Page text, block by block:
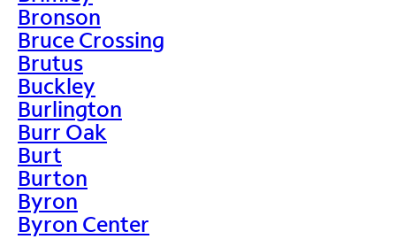
Bronson
Bruce Crossing
Brutus
Buckley
Burlington
Burr Oak
Burt
Burton
Byron
Byron Center